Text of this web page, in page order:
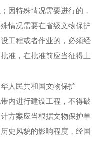
因特殊情况需要进行的，
情况需要在省级文物保护
工程或者作业的，必须经
准，在批准前应当征得上
人民共和国文物保护
内进行建设工程，不得破
方案应当根据文物保护单
史风貌的影响程度，经国